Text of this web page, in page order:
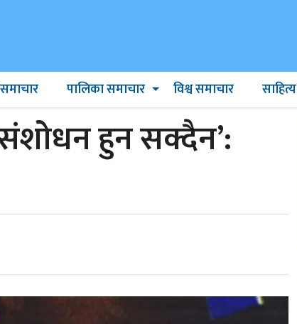
समाचार पालिका समाचार विश्व समाचार साहित्य
हुन सक्दैन’: